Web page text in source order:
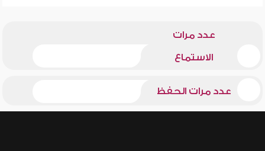
عدد مرات
الاستماع
عدد مرات الحفظ